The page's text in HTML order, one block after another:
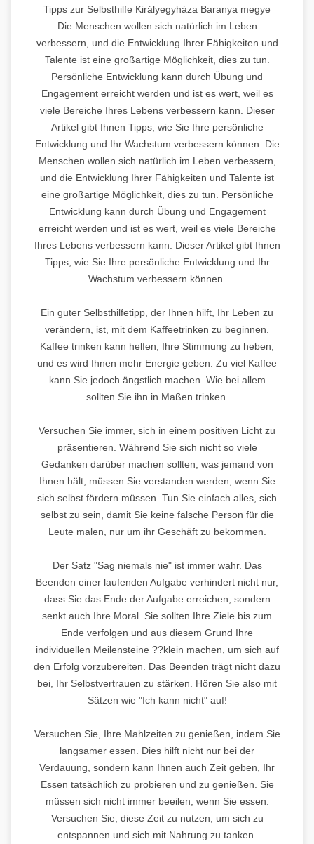
Tipps zur Selbsthilfe Királyegyháza Baranya megye
Die Menschen wollen sich natürlich im Leben
verbessern, und die Entwicklung Ihrer Fähigkeiten und
Talente ist eine großartige Möglichkeit, dies zu tun.
Persönliche Entwicklung kann durch Übung und
Engagement erreicht werden und ist es wert, weil es
viele Bereiche Ihres Lebens verbessern kann. Dieser
Artikel gibt Ihnen Tipps, wie Sie Ihre persönliche
Entwicklung und Ihr Wachstum verbessern können. Die
Menschen wollen sich natürlich im Leben verbessern,
und die Entwicklung Ihrer Fähigkeiten und Talente ist
eine großartige Möglichkeit, dies zu tun. Persönliche
Entwicklung kann durch Übung und Engagement
erreicht werden und ist es wert, weil es viele Bereiche
Ihres Lebens verbessern kann. Dieser Artikel gibt Ihnen
Tipps, wie Sie Ihre persönliche Entwicklung und Ihr
Wachstum verbessern können.
Ein guter Selbsthilfetipp, der Ihnen hilft, Ihr Leben zu
verändern, ist, mit dem Kaffeetrinken zu beginnen.
Kaffee trinken kann helfen, Ihre Stimmung zu heben,
und es wird Ihnen mehr Energie geben. Zu viel Kaffee
kann Sie jedoch ängstlich machen. Wie bei allem
sollten Sie ihn in Maßen trinken.
Versuchen Sie immer, sich in einem positiven Licht zu
präsentieren. Während Sie sich nicht so viele
Gedanken darüber machen sollten, was jemand von
Ihnen hält, müssen Sie verstanden werden, wenn Sie
sich selbst fördern müssen. Tun Sie einfach alles, sich
selbst zu sein, damit Sie keine falsche Person für die
Leute malen, nur um ihr Geschäft zu bekommen.
Der Satz "Sag niemals nie" ist immer wahr. Das
Beenden einer laufenden Aufgabe verhindert nicht nur,
dass Sie das Ende der Aufgabe erreichen, sondern
senkt auch Ihre Moral. Sie sollten Ihre Ziele bis zum
Ende verfolgen und aus diesem Grund Ihre
individuellen Meilensteine ??klein machen, um sich auf
den Erfolg vorzubereiten. Das Beenden trägt nicht dazu
bei, Ihr Selbstvertrauen zu stärken. Hören Sie also mit
Sätzen wie "Ich kann nicht" auf!
Versuchen Sie, Ihre Mahlzeiten zu genießen, indem Sie
langsamer essen. Dies hilft nicht nur bei der
Verdauung, sondern kann Ihnen auch Zeit geben, Ihr
Essen tatsächlich zu probieren und zu genießen. Sie
müssen sich nicht immer beeilen, wenn Sie essen.
Versuchen Sie, diese Zeit zu nutzen, um sich zu
entspannen und sich mit Nahrung zu tanken.